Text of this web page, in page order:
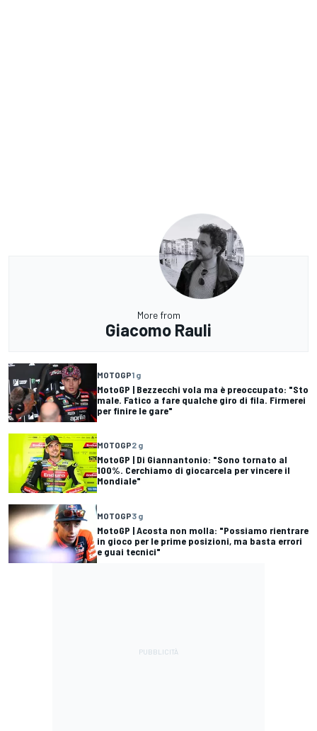
More from
Giacomo Rauli
MOTOGP1 g
MotoGP | Bezzecchi vola ma è preoccupato: "Sto
male. Fatico a fare qualche giro di fila. Firmerei
per finire le gare"
MOTOGP2 g
MotoGP | Di Giannantonio: "Sono tornato al
100%. Cerchiamo di giocarcela per vincere il
Mondiale"
MOTOGP3 g
MotoGP | Acosta non molla: "Possiamo rientrare
in gioco per le prime posizioni, ma basta errori
e guai tecnici"